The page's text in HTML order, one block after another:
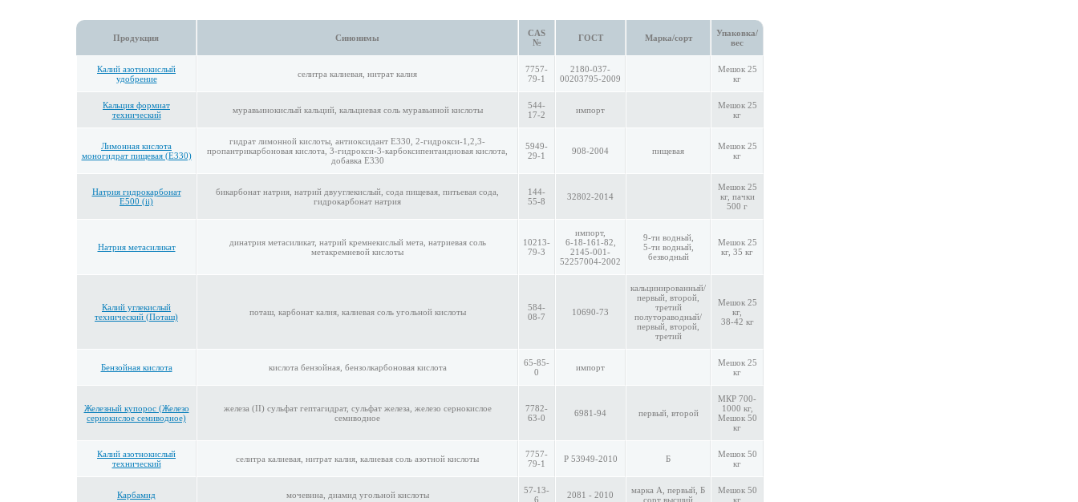
Продукция Синонимы
CAS
№
ГОСТ Марка/сорт
Упаковка/
вес
Калий азотнокислый
удобрение
селитра калиевая, нитрат калия
7757-
79-1
2180-037-
00203795-2009
Мешок 25
кг
Кальция формиат
технический
муравьинокислый кальций, кальциевая соль муравьиной кислоты
544-
17-2
импорт
Мешок 25
кг
Лимонная кислота
моногидрат пищевая (E330)
гидрат лимонной кислоты, антиоксидант E330, 2-гидрокси-1,2,3-
пропантрикарбоновая кислота, 3-гидрокси-3-карбоксипентандиовая кислота,
добавка Е330
5949-
29-1
908-2004 пищевая
Мешок 25
кг
Натрия гидрокарбонат
E500 (ii)
бикарбонат натрия, натрий двууглекислый, сода пищевая, питьевая сода,
гидрокарбонат натрия
144-
55-8
32802-2014
Мешок 25
кг, пачки
500 г
Натрия метасиликат
динатрия метасиликат, натрий кремнекислый мета, натриевая соль
метакремневой кислоты
10213-
79-3
импорт,
6-18-161-82,
2145-001-
52257004-2002
9-ти водный,
5-ти водный,
безводный
Мешок 25
кг, 35 кг
Калий углекислый
технический (Поташ)
поташ, карбонат калия, калиевая соль угольной кислоты
584-
08-7
10690-73
кальцинированный/
первый, второй,
третий
полутораводный/
первый, второй,
третий
Мешок 25
кг,
38-42 кг
Бензойная кислота кислота бензойная, бензолкарбоновая кислота
65-85-
0
импорт
Мешок 25
кг
Железный купорос (Железо
сернокислое семиводное)
железа (II) сульфат гептагидрат, сульфат железа, железо сернокислое
семиводное
7782-
63-0
6981-94 первый, второй
МКР 700-
1000 кг,
Мешок 50
кг
Калий азотнокислый
технический
селитра калиевая, нитрат калия, калиевая соль азотной кислоты
7757-
79-1
P 53949-2010 Б
Мешок 50
кг
Карбамид мочевина, диамид угольной кислоты
57-13-
6
2081 - 2010
марка А, первый, Б
сорт высший
Мешок 50
кг